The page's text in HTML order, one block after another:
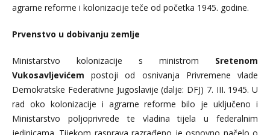
agrarne reforme i kolonizacije teče od početka 1945. godine.
Prvenstvo u dobivanju zemlje
Ministarstvo kolonizacije s ministrom Sretenom
Vukosavljevićem postoji od osnivanja Privremene vlade
Demokratske Federativne Jugoslavije (dalje: DFJ) 7. III. 1945. U
rad oko kolonizacije i agrarne reforme bilo je uključeno i
Ministarstvo poljoprivrede te vladina tijela u federalnim